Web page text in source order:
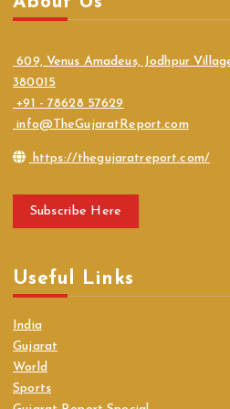
609, Venus Amadeus, Jodhpur
380015
+91 - 78628 57629
info@TheGujaratReport.com
https://thegujaratreport.com/
Subscribe Here
Useful Links
India
Gujarat
World
Sports